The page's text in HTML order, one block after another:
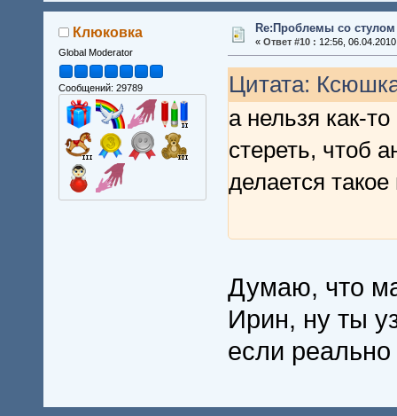
Клюковка
Global Moderator
Сообщений: 29789
Re:Проблемы со стулом
« Ответ #10 : 12:56,
Цитата:
а нельзя как-
стереть, чтоб
делается
Думаю, что
Ирин, ну ты
если реально